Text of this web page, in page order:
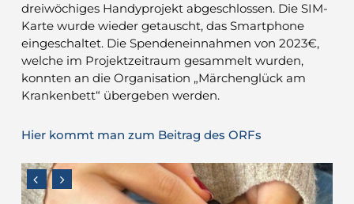
dreiwöchiges Handyprojekt abgeschlossen. Die SIM-
Karte wurde wieder getauscht, das Smartphone
eingeschaltet. Die Spendeneinnahmen von 2023€,
welche im Projektzeitraum gesammelt wurden,
konnten an die Organisation „Märchenglück am
Krankenbett“ übergeben werden.
Hier kommt man zum Beitrag des ORFs